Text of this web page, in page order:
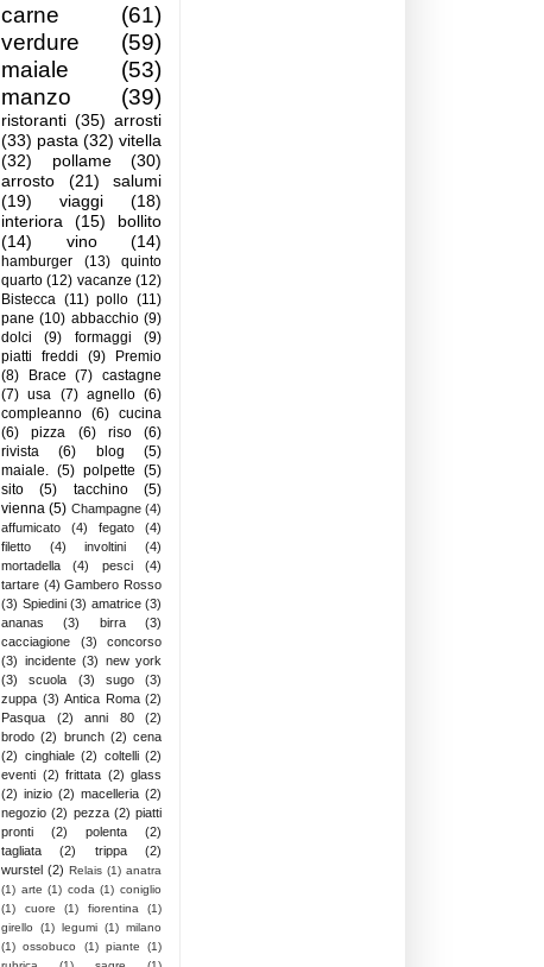
carne
(61)
verdure
(59)
maiale
(53)
manzo
(39)
ristoranti (35) arrosti
(33) pasta (32) vitella
(32)
pollame
(30)
arrosto
(21)
salumi
(19)
viaggi
(18)
interiora
(15)
bollito
(14)
vino (14)
hamburger (13)
quinto
quarto (12) vacanze (12)
Bistecca (11) pollo (11)
pane (10) abbacchio (9)
dolci
(9) formaggi
(9)
piatti freddi
(9)
Premio
(8)
Brace (7) castagne
(7) usa (7) agnello (6)
compleanno (6) cucina
(6)
pizza (6) riso
(6)
rivista
(6) blog
(5)
maiale.
(5) polpette (5)
sito
(5) tacchino
(5)
vienna (5) Champagne (4)
affumicato
(4) fegato
(4)
filetto
(4) involtini
(4)
mortadella
(4) pesci
(4)
tartare (4) Gambero Rosso
(3) Spiedini (3) amatrice (3)
ananas
(3) birra
(3)
cacciagione
(3)
concorso
(3) incidente (3) new york
(3)
scuola (3) sugo
(3)
zuppa (3) Antica Roma (2)
Pasqua
(2) anni 80
(2)
brodo (2) brunch (2) cena
(2) cinghiale (2) coltelli (2)
eventi (2) frittata (2) glass
(2) inizio (2) macelleria (2)
negozio (2) pezza (2) piatti
pronti
(2) polenta
(2)
tagliata
(2) trippa
(2)
wurstel (2) Relais (1) anatra
(1) arte (1) coda (1) coniglio
(1)
cuore (1) fiorentina
(1)
girello
(1) legumi (1) milano
(1) ossobuco (1) piante
(1)